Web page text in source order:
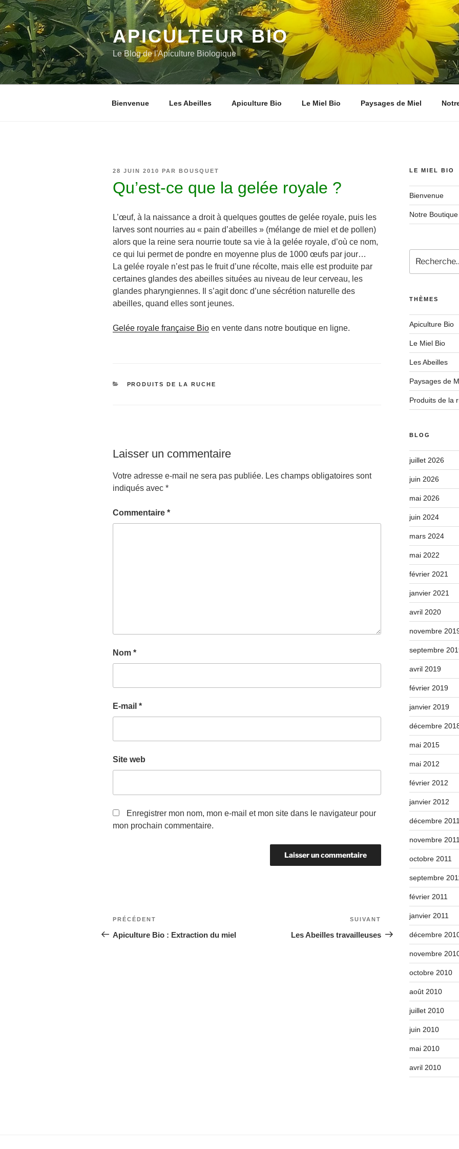
Aller
au
contenu
principal
APICULTEUR BIO
Le Blog de l'Apiculture Biologique
Bienvenue Les Abeilles Apiculture Bio Le Miel Bio Paysages de Miel
PUBLIÉ
28 JUIN 2010 PAR BOUSQUET
Qu’est-ce que la gelée royale ?
L’œuf, à la naissance a droit à quelques gouttes de gelée royale, puis les
larves sont nourries au « pain d’abeilles » (mélange de miel et de pollen)
alors que la reine sera nourrie toute sa vie à la gelée royale, d’où ce nom,
ce qui lui permet de pondre en moyenne plus de 1000 œufs par jour…
La gelée royale n’est pas le fruit d’une récolte, mais elle est produite par
certaines glandes des abeilles situées au niveau de leur cerveau, les
glandes pharyngiennes. Il s’agit donc d’une sécrétion naturelle des
abeilles, quand elles sont jeunes.
Gelée royale française Bio en vente dans notre boutique en ligne.
CATÉGORIES
PRODUITS DE LA RUCHE
Laisser un commentaire
Votre adresse e-mail ne sera pas publiée. Les champs obligatoires sont
indiqués avec *
Commentaire *
Nom *
E-mail *
Site web
Enregistrer mon nom, mon e-mail et mon site dans le navigateur pour
mon prochain commentaire.
Navigation
de
Article
précédent
PRÉCÉDENT
Apiculture Bio : Extraction du miel
suivant
SUIVANT
Les Abeilles travailleuses
LE MIEL BIO
Bienvenue
Notre
pour
THÈMES
Apiculture Bio
Le Miel Bio
Les Abeilles
Paysages de
Produits de la
BLOG
juillet 2026
juin 2026
mai 2026
juin 2024
mars 2024
mai 2022
février 2021
janvier 2021
avril 2020
novembre
septembre
avril 2019
février 2019
janvier 2019
décembre
mai 2015
mai 2012
février 2012
janvier 2012
décembre
novembre
octobre 2011
septembre
février 2011
janvier 2011
décembre
novembre
octobre 2010
août 2010
juillet 2010
juin 2010
mai 2010
avril 2010